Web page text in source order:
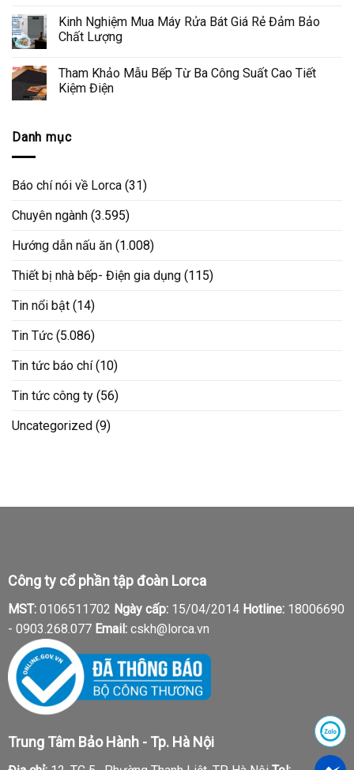
Kinh Nghiệm Mua Máy Rửa Bát Giá Rẻ Đảm Bảo
Chất Lượng
Tham Khảo Mẫu Bếp Từ Ba Công Suất Cao Tiết
Kiệm Điện
Danh mục
Báo chí nói về Lorca (31)
Chuyên ngành (3.595)
Hướng dẫn nấu ăn (1.008)
Thiết bị nhà bếp- Điện gia dụng (115)
Tin nổi bật (14)
Tin Tức (5.086)
Tin tức báo chí(10)
Tin tức công ty (56)
Uncategorized (9)
Công ty cổ phần tập đoàn Lorca
MST:0106511702 Ngày cấp:15/04/2014 Hotline:18006690
- 0903.268.077 Email:cskh@lorca.vn
Trung Tâm Bảo Hành - Tp. Hà Nội